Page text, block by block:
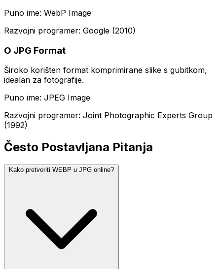
Puno ime: WebP Image
Razvojni programer: Google (2010)
O JPG Format
Široko korišten format komprimirane slike s gubitkom,
idealan za fotografije.
Puno ime: JPEG Image
Razvojni programer: Joint Photographic Experts Group
(1992)
Često Postavljana Pitanja
Kako pretvoriti WEBP u JPG online?